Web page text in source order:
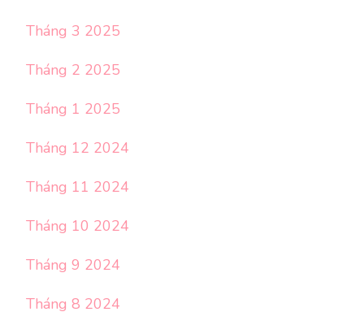
Tháng 3 2025
Tháng 2 2025
Tháng 1 2025
Tháng 12 2024
Tháng 11 2024
Tháng 10 2024
Tháng 9 2024
Tháng 8 2024